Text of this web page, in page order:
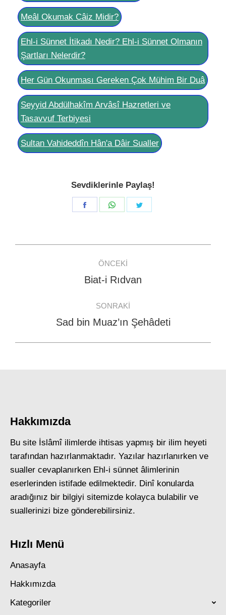
Meâl Okumak Câiz Midir?
Ehl-i Sünnet İtikadı Nedir? Ehl-i Sünnet Olmanın
Şartları Nelerdir?
Her Gün Okunması Gereken Çok Mühim Bir Duâ
Seyyid Abdülhakîm Arvâsî Hazretleri ve
Tasavvuf Terbiyesi
Sultan Vahideddîn Hân'a Dâir Sualler
Sevdiklerinle Paylaş!
Share
Share
navigation
ÖNCEKI
Previous
Biat-i Rıdvan
SONRAKI
Next
Sad bin Muaz’ın Şehâdeti
Hakkımızda
Bu site İslâmî ilimlerde ihtisas yapmış bir ilim heyeti
tarafından hazırlanmaktadır. Yazılar hazırlanırken ve
sualler cevaplanırken Ehl-i sünnet âlimlerinin
eserlerinden istifade edilmektedir. Dinî konularda
aradığınız bir bilgiyi sitemizde kolayca bulabilir ve
suallerinizi bize gönderebilirsiniz.
Hızlı Menü
Anasayfa
Hakkımızda
Kategoriler